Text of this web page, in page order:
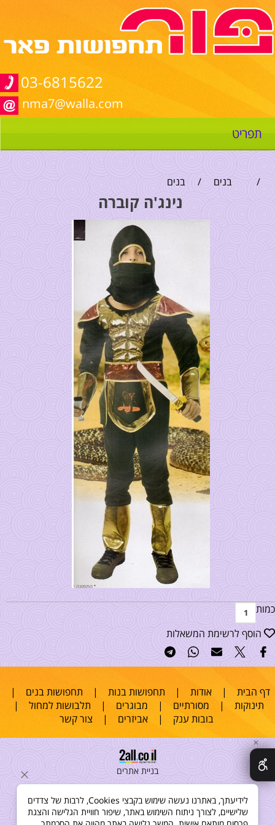
03-6815622
nma7@walla.com
תפריט
/ בנים / בנים
נינג'ה קוברה
כמות
הוסף לרשימת המשאלות
דף הבית |אודות | תחפושות בנות | תחפושות בנים |
תינוקות | מסורתיים | מבוגרים | תלבושות למחול |
בובות ענק |אביזרים | צור קשר
בניית אתרים
✕
לידיעתך, באתרנו נעשה שימוש בקבצי Cookies, לרבות של צדדים
שלישיים, לצורך ניתוח השימוש באתר, שיפור חוויית הגלישה והצגת